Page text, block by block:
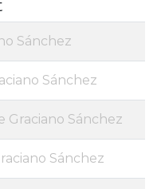
Sánchez
Sánchez
Graciano Sánchez
Sánchez